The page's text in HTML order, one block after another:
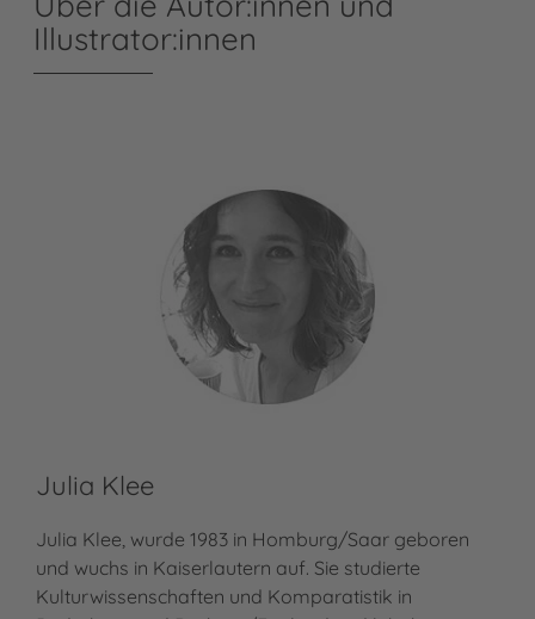
Illustrator:innen
Julia Klee
Julia Klee, wurde 1983 in Homburg/Saar geboren
und wuchs in Kaiserlautern auf. Sie studierte
Kulturwissenschaften und Komparatistik in